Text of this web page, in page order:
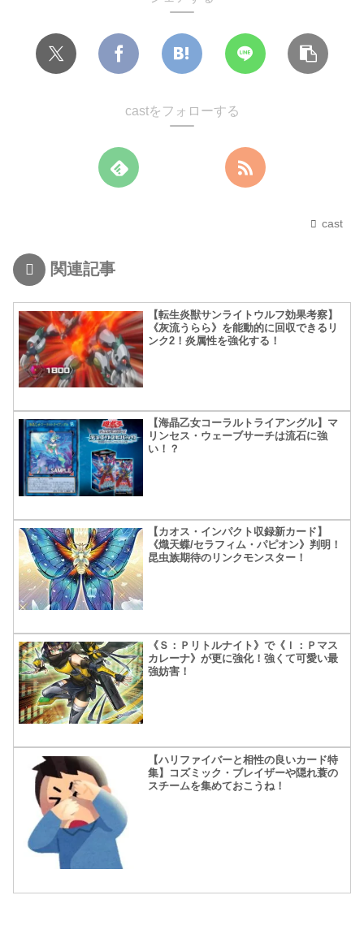
castをフォローする
cast
関連記事
【転生炎獣サンライトウルフ効果考察】
《灰流うらら》を能動的に回収できるリ
ンク2！炎属性を強化する！
【海晶乙女コーラルトライアングル】マ
リンセス・ウェーブサーチは流石に強
い！？
【カオス・インパクト収録新カード】
《熾天蝶/セラフィム・パピオン》判明！
昆虫族期待のリンクモンスター！
《Ｓ：Ｐリトルナイト》で《Ｉ：Ｐマス
カレーナ》が更に強化！強くて可愛い最
強妨害！
【ハリファイバーと相性の良いカード特
集】コズミック・ブレイザーや隠れ蓑の
スチームを集めておこうね！